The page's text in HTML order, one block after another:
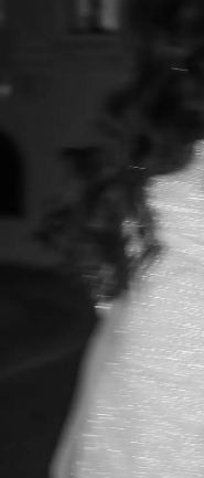
Array ( [0] =>
Array ( [0] => 106734 )